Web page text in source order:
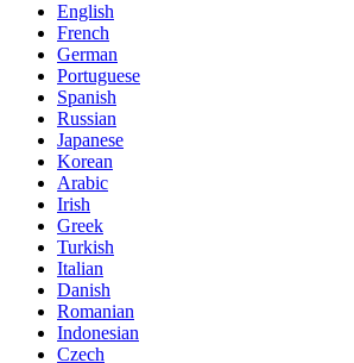
English
French
German
Portuguese
Spanish
Russian
Japanese
Korean
Arabic
Irish
Greek
Turkish
Italian
Danish
Romanian
Indonesian
Czech